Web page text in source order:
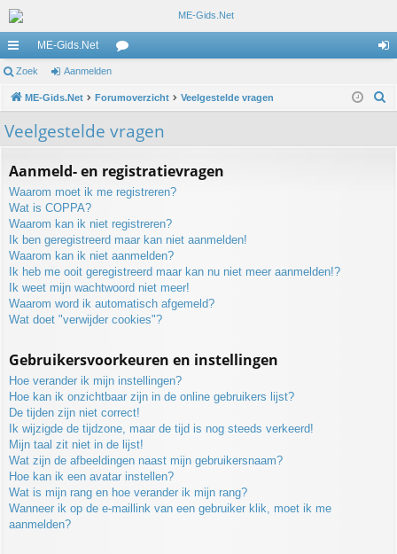
ne
lle
lin
ME-Gids.Net
u m
Zoek Aanmelden
ME-Gids.Net Forumoverzicht Veelgestelde vragen
Veelgestelde vragen
Aanmeld- en registratievragen
Waarom moet ik me registreren?
Wat is COPPA?
Waarom kan ik niet registreren?
Ik ben geregistreerd maar kan niet aanmelden!
Waarom kan ik niet aanmelden?
Ik heb me ooit geregistreerd maar kan nu niet meer aanmelden!?
Ik weet mijn wachtwoord niet meer!
Waarom word ik automatisch afgemeld?
Wat doet "verwijder cookies"?
Gebruikersvoorkeuren en instellingen
Hoe verander ik mijn instellingen?
Hoe kan ik onzichtbaar zijn in de online gebruikers lijst?
De tijden zijn niet correct!
Ik wijzigde de tijdzone, maar de tijd is nog steeds verkeerd!
Mijn taal zit niet in de lijst!
Wat zijn de afbeeldingen naast mijn gebruikersnaam?
Hoe kan ik een avatar instellen?
Wat is mijn rang en hoe verander ik mijn rang?
Wanneer ik op de e-maillink van een gebruiker klik, moet ik me
aanmelden?